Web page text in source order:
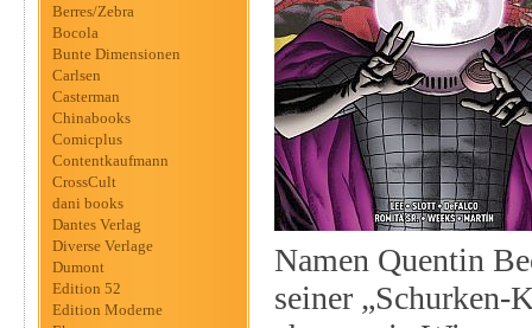
Berres/Zebra
Bocola
Bunte Dimensionen
Carlsen
Casterman
Chinabooks
Comicplus
Contentkaufmann
CrossCult
dani books
Dantes Verlag
Diverse Verlage
Dumont
Edition 52
Edition Moderne
Namen Quentin
seiner „Schurken-